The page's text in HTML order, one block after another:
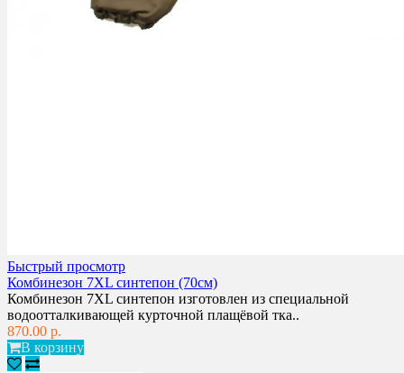
Быстрый просмотр
Комбинезон 7XL синтепон (70см)
Комбинезон 7XL синтепон изготовлен из специальной
водоотталкивающей курточной плащёвой тка..
870.00 р.
В корзину